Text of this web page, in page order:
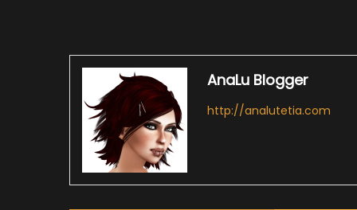
AnaLu Blogger
http://analutetia.com